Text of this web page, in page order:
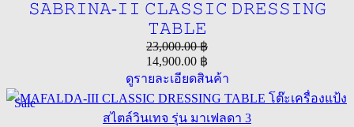
𝚂𝙰𝙱𝚁𝙸𝙽𝙰-𝙸𝙸 𝙲𝙻𝙰𝚂𝚂𝙸𝙲 𝙳𝚁𝙴𝚂𝚂𝙸𝙽𝙶
𝚃𝙰𝙱𝙻𝙴
23,000.00฿
14,900.00 ฿
ดูรายละเอียดสินค้า
Sale